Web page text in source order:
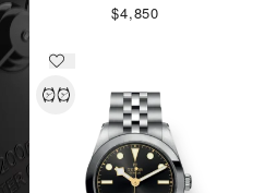
$4,850